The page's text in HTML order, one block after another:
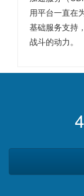
用平台一直在
基础服务支持
战斗的动力。